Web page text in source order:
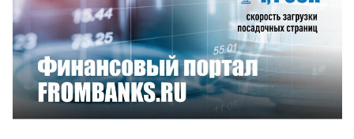
Смотреть проект